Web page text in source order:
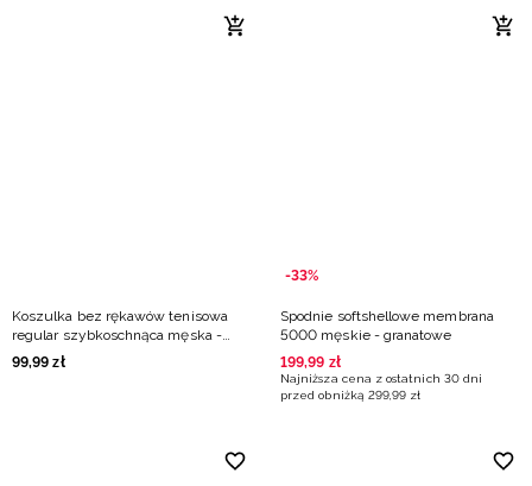
Koszulka bez rękawów tenisowa
regular szybkoschnąca męska -
zielona
99,99 zł
-33%
Spodnie softshellowe membrana
5000 męskie - granatowe
199,99 zł
Najniższa cena z ostatnich 30 dni
przed obniżką 299,99 zł